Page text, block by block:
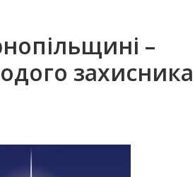
–
захисника